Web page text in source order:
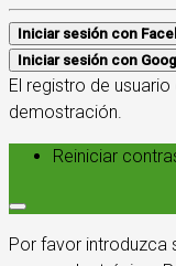
Iniciar sesión con
Iniciar sesión con
El registro de
demostración.
Reiniciar
Por favor introduzca